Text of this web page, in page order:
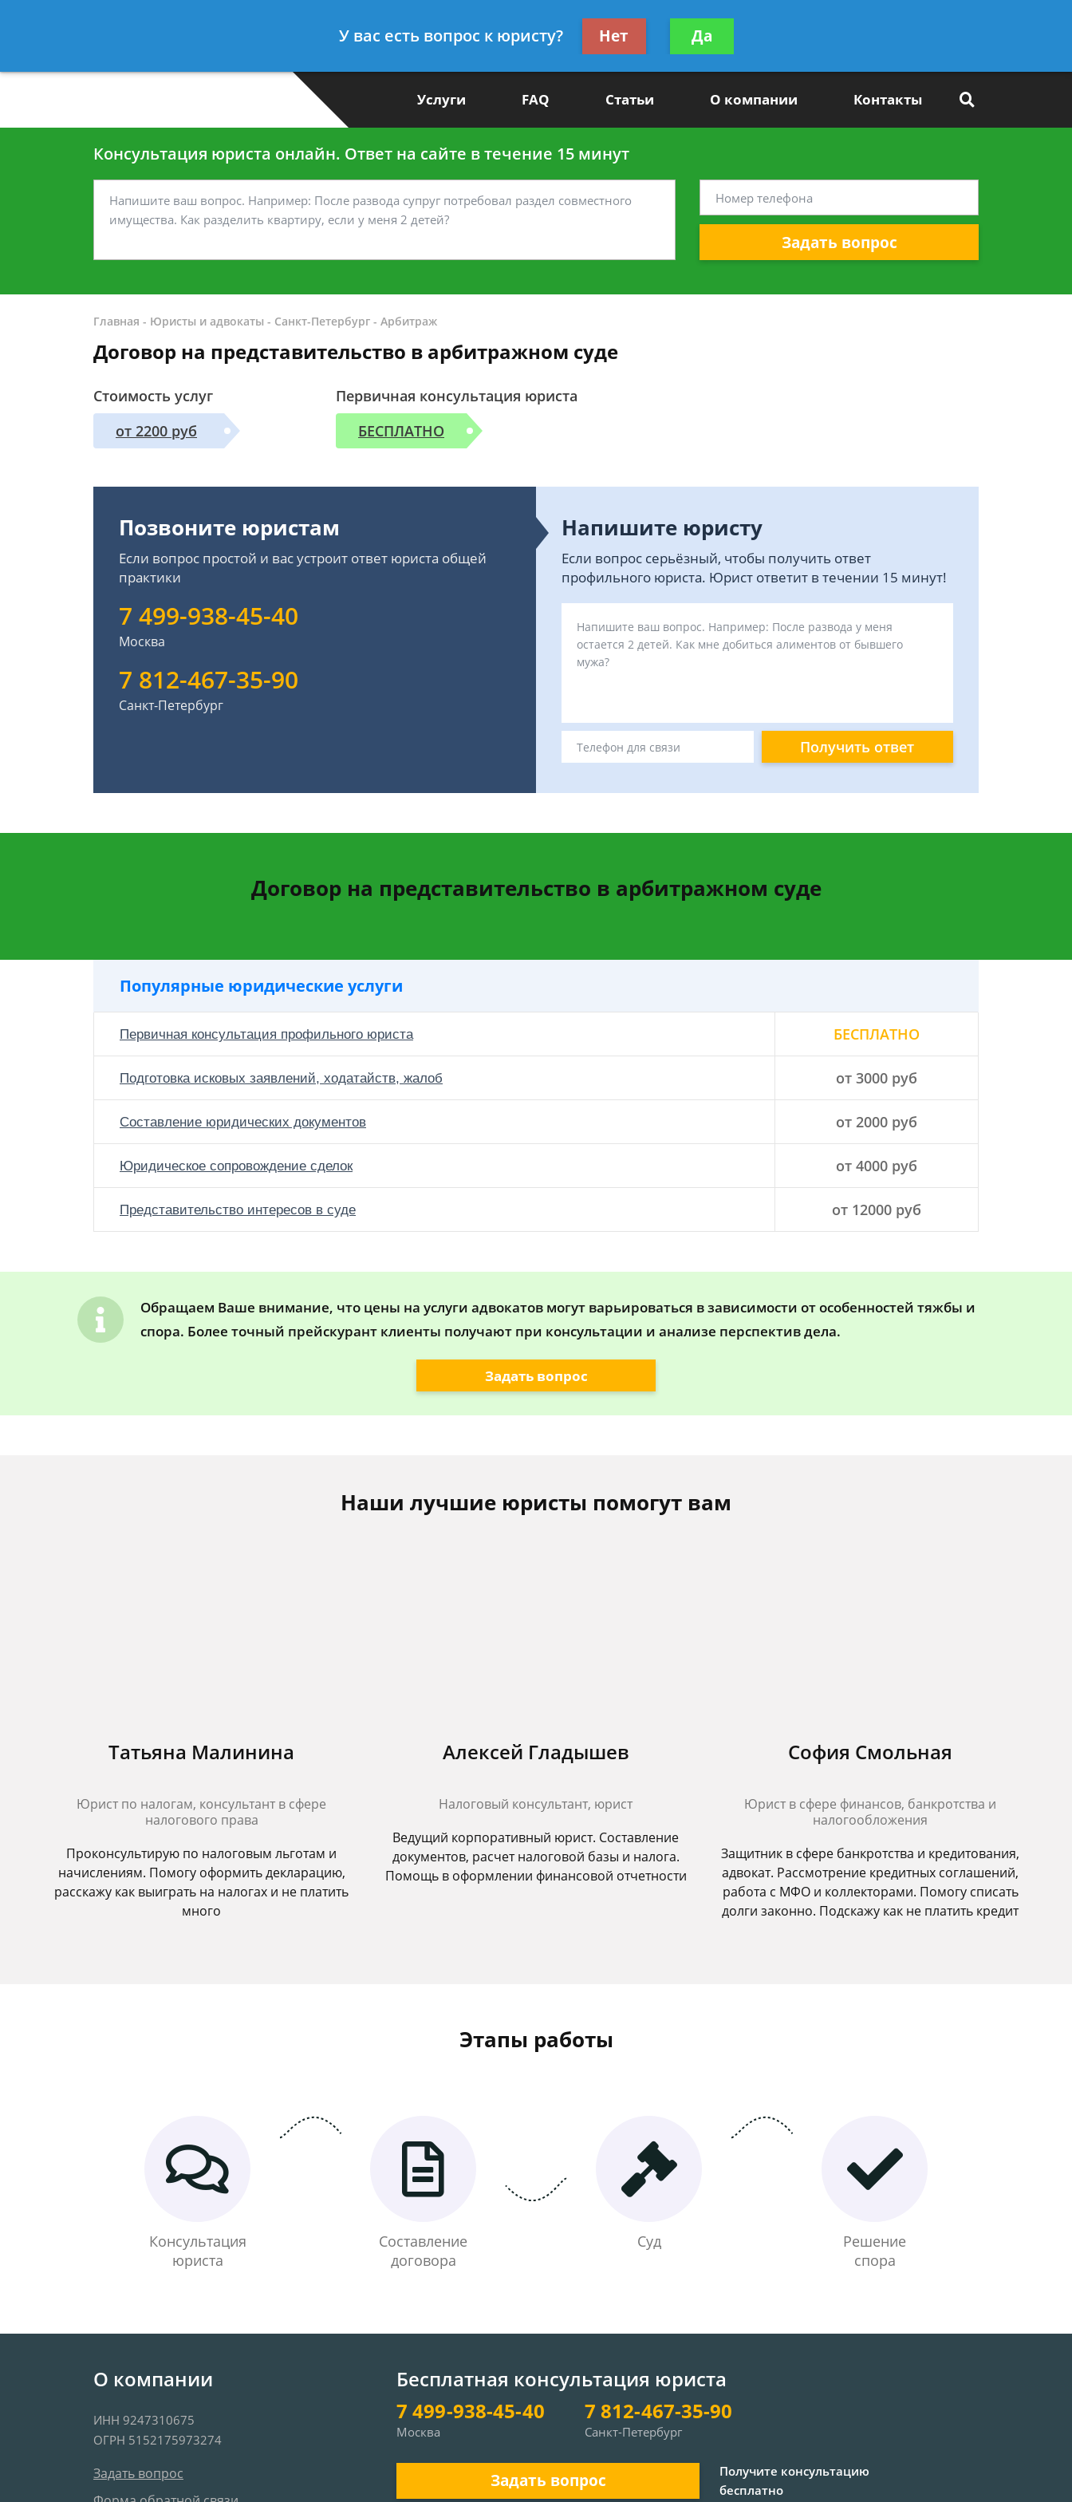
7 812-467-35-90
Получите консультацию
бесплатно
Услуги FAQ Статьи О компании Контакты
Консультация юриста онлайн. Ответ на сайте в течение 15 минут
Задать вопрос
Главная - Юристы и адвокаты - Санкт-Петербург - Арбитраж
Договор на представительство в арбитражном суде
Стоимость услуг
от 2200 руб
Первичная консультация юриста
БЕСПЛАТНО
Позвоните юристам
Если вопрос простой и вас устроит ответ юриста общей
практики
7 499-938-45-40
Москва
7 812-467-35-90
Санкт-Петербург
Напишите юристу
Если вопрос серьёзный, чтобы получить ответ
профильного юриста. Юрист ответит в течении 15 минут!
Получить ответ
Договор на представительство в арбитражном суде
Популярные юридические услуги
Первичная консультация профильного юриста БЕСПЛАТНО
Подготовка исковых заявлений, ходатайств, жалоб от 3000 руб
Составление юридических документов от 2000 руб
Юридическое сопровождение сделок от 4000 руб
Представительство интересов в суде от 12000 руб
Обращаем Ваше внимание, что цены на услуги адвокатов могут варьироваться в зависимости от особенностей тяжбы и
спора. Более точный прейскурант клиенты получают при консультации и анализе перспектив дела.
Задать вопрос
Наши лучшие юристы помогут вам
Татьяна Малинина
Юрист по налогам, консультант в сфере
налогового права
Проконсультирую по налоговым льготам и
начислениям. Помогу оформить декларацию,
расскажу как выиграть на налогах и не платить
много
Алексей Гладышев
Налоговый консультант, юрист
Ведущий корпоративный юрист. Составление
документов, расчет налоговой базы и налога.
Помощь в оформлении финансовой отчетности
София Смольная
Юрист в сфере финансов, банкротства и
налогообложения
Защитник в сфере банкротства и кредитования,
адвокат. Рассмотрение кредитных соглашений,
работа с МФО и коллекторами. Помогу списать
долги законно. Подскажу как не платить кредит
Этапы работы
Консультация
юриста
Составление
договора
Суд
Решение
спора
О компании
ИНН 9247310675
ОГРН 5152175973274
Задать вопрос
Бесплатная консультация юриста
7 499-938-45-40
Москва
7 812-467-35-90
Санкт-Петербург
Задать вопрос
Получите консультацию
бесплатно
У вас есть вопрос к юристу? Нет Да